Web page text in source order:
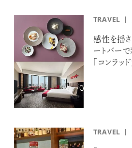
TRAVEL
感性を揺
ートバー
「コンラ
TRAVEL